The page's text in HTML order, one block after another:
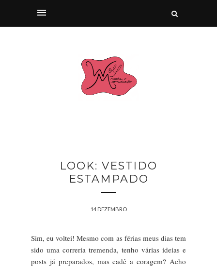
LOOK: VESTIDO
ESTAMPADO
14 DEZEMBRO
Sim, eu voltei! Mesmo com as férias meus dias tem
sido uma correria tremenda, tenho várias ideias e
posts já preparados, mas cadê a coragem? Acho